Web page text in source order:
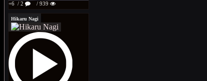
+6 / 2 / 939
Hikaru Nagi